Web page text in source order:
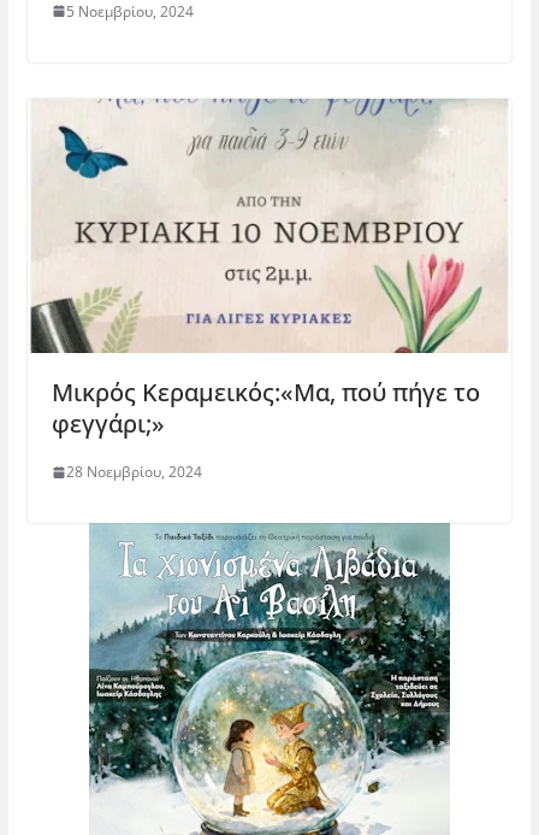
5 Νοεμβρίου, 2024
Μικρός Κεραμεικός:«Μα, πού πήγε το
φεγγάρι;»
28 Νοεμβρίου, 2024